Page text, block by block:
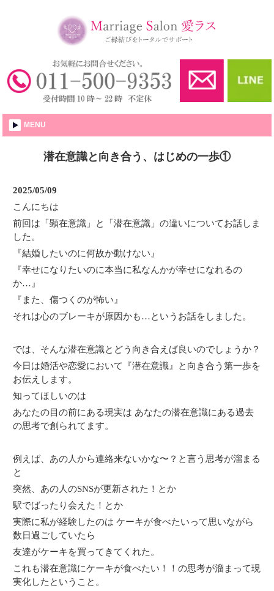
MENU
潜在意識と向き合う、はじめの一歩①
2025/05/09
こんにちは
前回は「顕在意識」と「潜在意識」の違いについてお話しま
した。
『結婚したいのに何故か動けない』
『幸せになりたいのに本当に私なんかが幸せになれるの
か…』
『また、傷つくのが怖い』
それは心のブレーキが原因かも…というお話をしました。
では、そんな潜在意識とどう向き合えば良いのでしょうか？
今日は婚活や恋愛において『潜在意識』と向き合う第一歩を
お伝えします。
知ってほしいのは
あなたの目の前にある現実は あなたの潜在意識にある過去
の思考で創られてます。
例えば、あの人から連絡来ないかな〜？と言う思考が溜まる
と
突然、あの人のSNSが更新された！とか
駅でばったり会えた！とか
実際に私が経験したのは ケーキが食べたいって思いながら
数日過ごしていたら
友達がケーキを買ってきてくれた。
これも潜在意識にケーキが食べたい！！の思考が溜まって現
実化したということ。